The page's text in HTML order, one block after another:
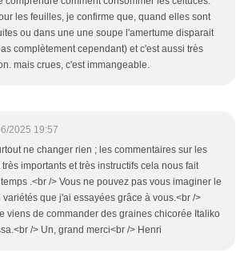
les feuilles, je confirme que, quand elles sont
ou dans une une soupe l'amertume disparait
complètement cependant) et c'est aussi très
mais crues, c'est immangeable.
2025 19:57
ne changer rien ; les commentaires sur les
importants et très instructifs cela nous fait
.<br /> Vous ne pouvez pas vous imaginer le
variétés que j'ai essayées grâce à vous.<br />
viens de commander des graines chicorée Italiko
/> Un, grand merci<br /> Henri